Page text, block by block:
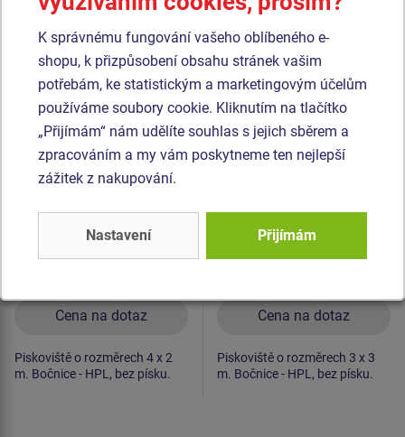
Podobnézboží
Produkt - PIH-4020-10
Pískoviště se sedáky
4x2 m PIH4020
Cena na dotaz
Novinka
Piskoviště o rozměrech 4 x 2
m. Bočnice - HPL, bez písku.
Produkt - PIH-3030-10
Pískoviště se sedáky
3x3 m PIH3030
Cena na dotaz
Piskoviště o rozměrech 3 x 3
m. Bočnice - HPL, bez písku.
K správnému fungování vašeho oblíbeného e-
shopu, k přizpůsobení obsahu stránek vašim
potřebám, ke statistickým a marketingovým účelům
používáme soubory cookie. Kliknutím na tlačítko
„Přijímám“ nám udělíte souhlas s jejich sběrem a
zpracováním a my vám poskytneme ten nejlepší
zážitek z nakupování.
Nastavení Přijímám